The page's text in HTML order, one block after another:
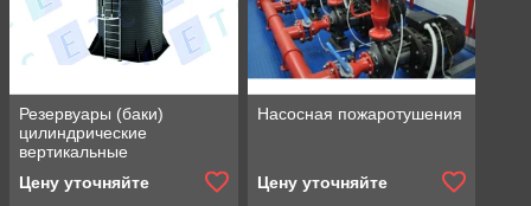
Резервуары (баки)
цилиндрические
вертикальные
Цену уточняйте
Насосная пожаротушения
Цену уточняйте